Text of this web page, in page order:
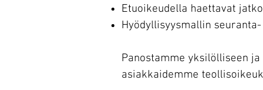
Etuoikeudella haettavat
Hyödyllisyysmallin
Panostamme yksilölliseen
asiakkaidemme